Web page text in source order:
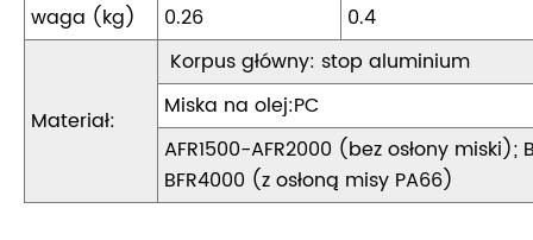
waga (kg)
0.26 0.4
Materiał:
Korpus główny: stop aluminium
Miska na olej:PC
AFR1500-AFR2000 (bez osłony miski);
BFR4000 (z osłoną misy PA66)